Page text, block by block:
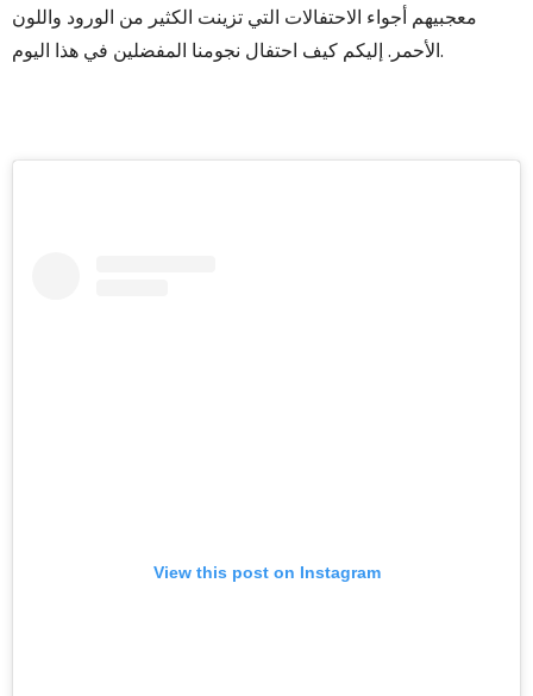
معجبيهم أجواء الاحتفالات التي تزينت الكثير من الورود واللون
الأحمر. إليكم كيف احتفال نجومنا المفضلين في هذا اليوم.
View this post on Instagram